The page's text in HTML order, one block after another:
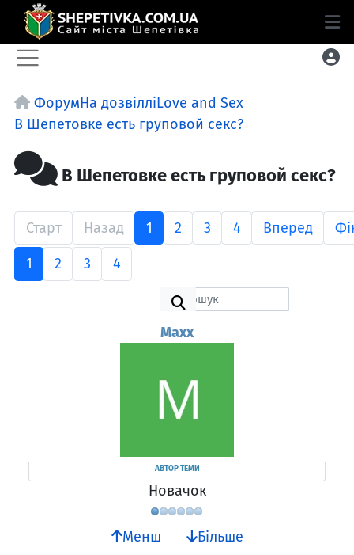
ФорумНа дозвілліLove and Sex
В Шепетовке есть груповой секс?
В Шепетовке есть груповой секс?
Старт Назад 1 2 3 4 Вперед
1 2 3 4
Maxx
АВТОР ТЕМИ
Новачок
Менш Більше